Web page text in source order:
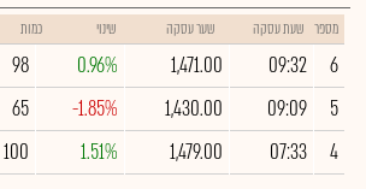
מספר שעת עסקה שער עסקה שינוי כמות
6
09:32
1,471.00
0.96%
98
5
09:09
1,430.00
-1.85%
65
4
07:33
1,479.00
1.51%
100